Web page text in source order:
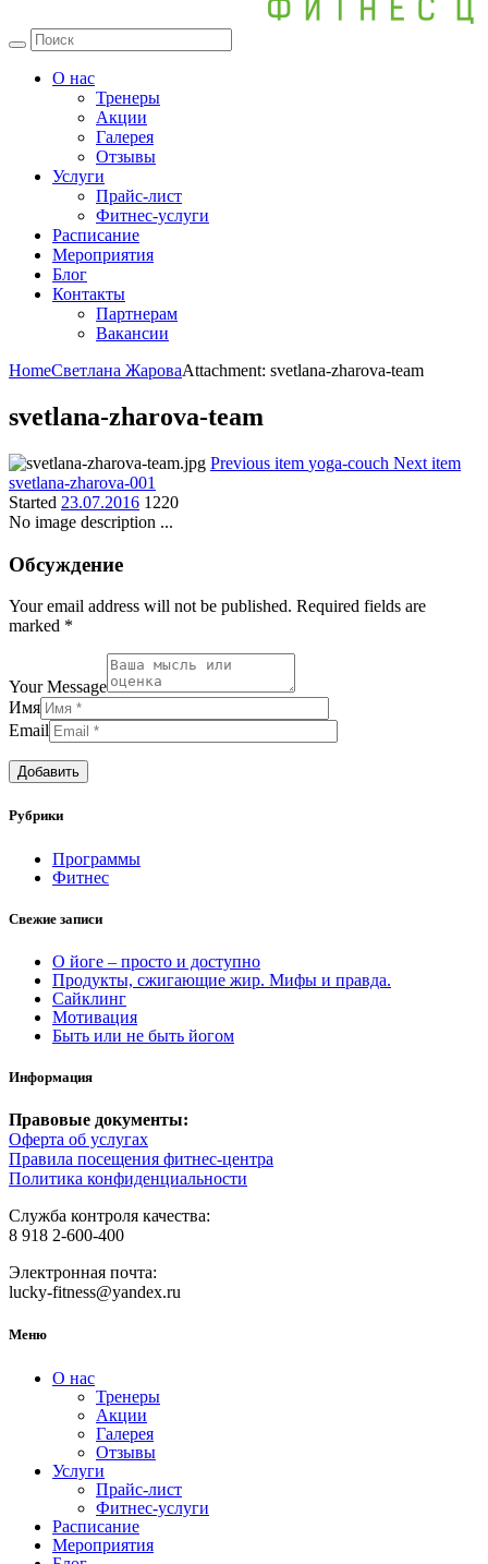
О нас
Тренеры
Акции
Галерея
Отзывы
Услуги
Прайс-лист
Фитнес-услуги
Расписание
Мероприятия
Блог
Контакты
Партнерам
Вакансии
HomeСветлана ЖароваAttachment: svetlana-zharova-team
svetlana-zharova-team
Previous item yoga-couch Next item
svetlana-zharova-001
Started 23.07.2016 1220
No image description ...
Обсуждение
Your email address will not be published. Required fields are
marked *
Your Message
Имя
Email
Рубрики
Программы
Фитнес
Свежие записи
О йоге – просто и доступно
Продукты, сжигающие жир. Мифы и правда.
Сайклинг
Мотивация
Быть или не быть йогом
Информация
Правовые документы:
Оферта об услугах
Правила посещения фитнес-центра
Политика конфиденциальности
Служба контроля качества:
8 918 2-600-400
Электронная почта:
lucky-fitness@yandex.ru
Меню
О нас
Тренеры
Акции
Галерея
Отзывы
Услуги
Прайс-лист
Фитнес-услуги
Расписание
Мероприятия